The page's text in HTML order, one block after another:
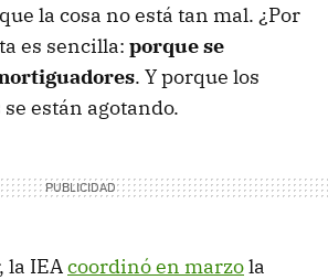
la cosa no está tan mal. ¿Por
es sencilla: porque se
. Y porque los
están agotando.
la IEAcoordinó en marzola